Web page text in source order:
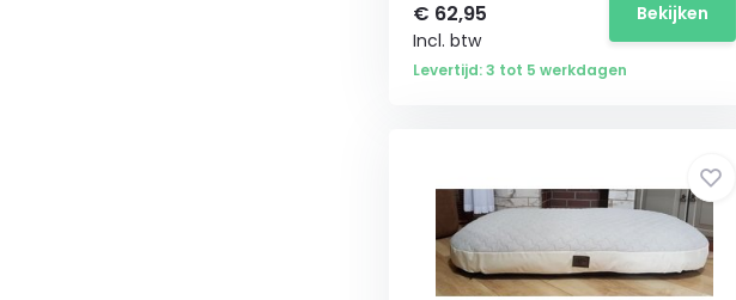
€ 62,95
Incl. btw
Bekijken
Levertijd: 3 tot 5 werkdagen